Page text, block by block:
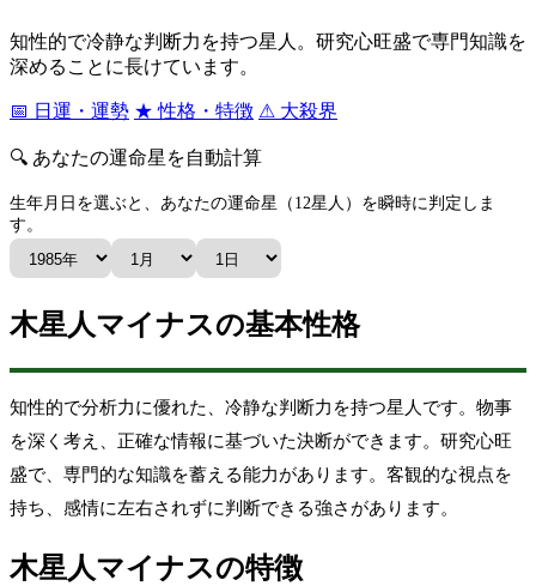
知性的で冷静な判断力を持つ星人。研究心旺盛で専門知識を
深めることに長けています。
📅 日運・運勢 ★ 性格・特徴 ⚠ 大殺界
🔍 あなたの運命星を自動計算
生年月日を選ぶと、あなたの運命星（12星人）を瞬時に判定しま
す。
木星人マイナスの基本性格
知性的で分析力に優れた、冷静な判断力を持つ星人です。物事
を深く考え、正確な情報に基づいた決断ができます。研究心旺
盛で、専門的な知識を蓄える能力があります。客観的な視点を
持ち、感情に左右されずに判断できる強さがあります。
木星人マイナスの特徴